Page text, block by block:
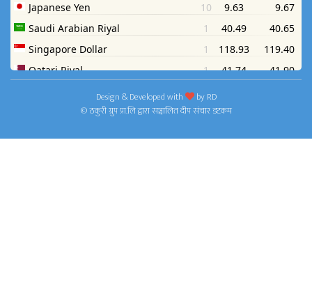
Design & Developed with byRD
© ठकुरी ग्रुप प्रा.लि द्वारा सञ्चालित दीप संचार डटकम